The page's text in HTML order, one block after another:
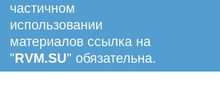
частичном
использовании
материалов ссылка на
"RVM.SU" обязательна.